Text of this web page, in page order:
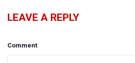
LEAVE A REPLY
Comment